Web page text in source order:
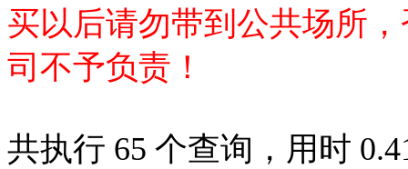
买以后请勿带到公共场所
司不予负责！
共执行 65 个查询，用时